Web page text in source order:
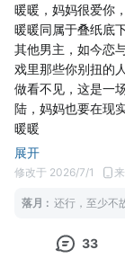
怪怪的，可能是我
反正感觉还有一些
的，都是冲暖暖来
这个游戏对我的唯
一样聊天什么的那
暖暖，妈妈很爱你
暖暖同属于叠纸底
其他男主，如今恋
戏里那些你别扭的
做看不见，这是一
陆，妈妈也要在现
暖暖
展开
修改于 2026/7/1
落月 : 还行，至少不
33